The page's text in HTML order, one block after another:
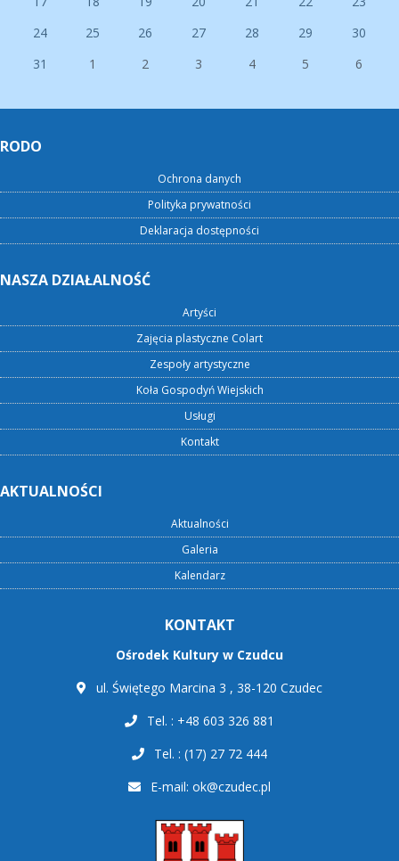
24
25 26 27 28 29
30
31
1 2 3 4 5 6
RODO
Ochrona danych
Polityka prywatności
Deklaracja dostępności
NASZA DZIAŁALNOŚĆ
Artyści
Zajęcia plastyczne Colart
Zespoły artystyczne
Koła Gospodyń Wiejskich
Usługi
Kontakt
AKTUALNOŚCI
Aktualności
Galeria
Kalendarz
KONTAKT
Ośrodek Kultury w Czudcu
ul. Świętego Marcina 3 , 38-120 Czudec
Tel. : +48 603 326 881
Tel. : (17) 27 72 444
E-mail: ok@czudec.pl